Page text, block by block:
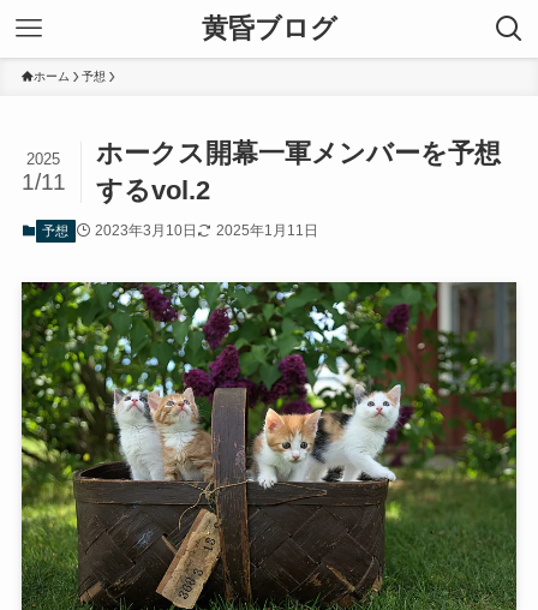
黄昏ブログ
ホーム 予想
ホークス開幕一軍メンバーを予想
するvol.2
2025
1/11
予想 2023年3月10日 2025年1月11日